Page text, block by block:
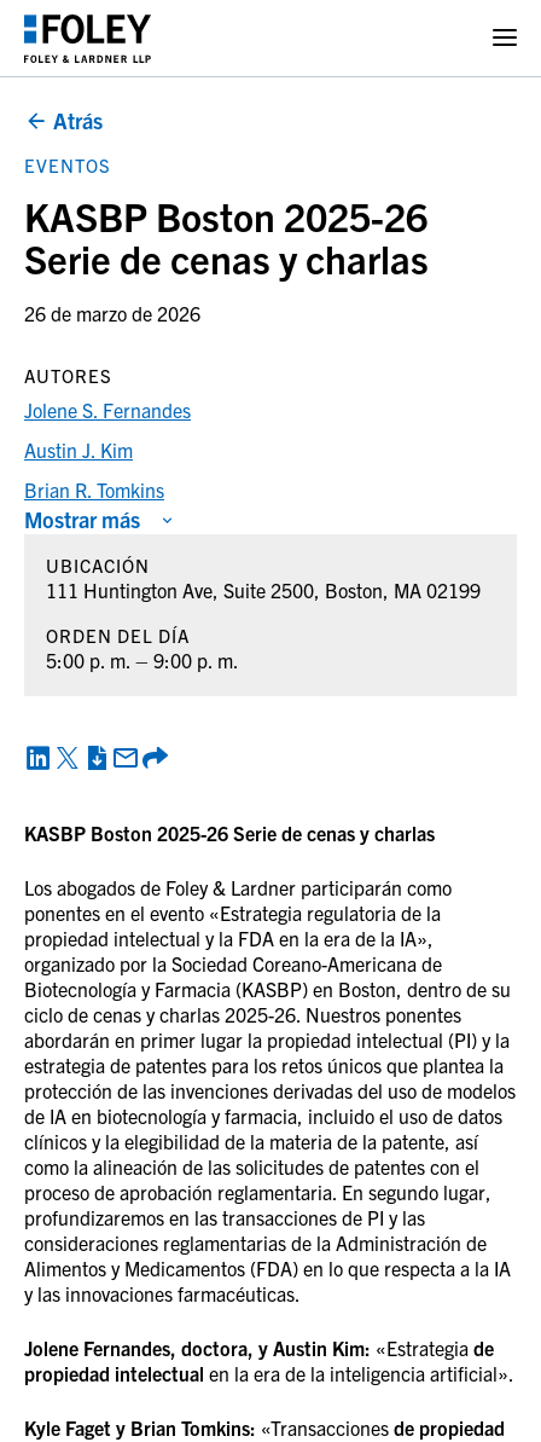
Atrás
EVENTOS
KASBP Boston 2025-26
Serie de cenas y charlas
26 de marzo de 2026
KASBP Boston 2025-26 Serie de cenas y charlas
Los abogados de Foley & Lardner participarán como
ponentes en el evento «Estrategia regulatoria de la
propiedad intelectual y la FDA en la era de la IA»,
organizado por la Sociedad Coreano-Americana de
Biotecnología y Farmacia (KASBP) en Boston, dentro de su
ciclo de cenas y charlas 2025-26. Nuestros ponentes
abordarán en primer lugar la propiedad intelectual (PI) y la
estrategia de patentes para los retos únicos que plantea la
protección de las invenciones derivadas del uso de modelos
de IA en biotecnología y farmacia, incluido el uso de datos
clínicos y la elegibilidad de la materia de la patente, así
como la alineación de las solicitudes de patentes con el
proceso de aprobación reglamentaria. En segundo lugar,
profundizaremos en las transacciones de PI y las
consideraciones reglamentarias de la Administración de
Alimentos y Medicamentos (FDA) en lo que respecta a la IA
y las innovaciones farmacéuticas.
Jolene Fernandes, doctora, y Austin Kim: «Estrategia de
propiedad intelectual en la era de la inteligencia artificial».
Kyle Faget y Brian Tomkins: «Transacciones de propiedad
AUTORES
Jolene S. Fernandes
Austin J. Kim
Brian R. Tomkins
Mostrar más
UBICACIÓN
111 Huntington Ave, Suite 2500, Boston, MA 02199
ORDEN DEL DÍA
5:00 p. m. – 9:00 p. m.